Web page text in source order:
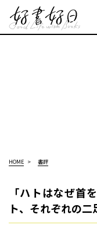
HOME 書評
「ハトはなぜ首
ト、それぞれの二